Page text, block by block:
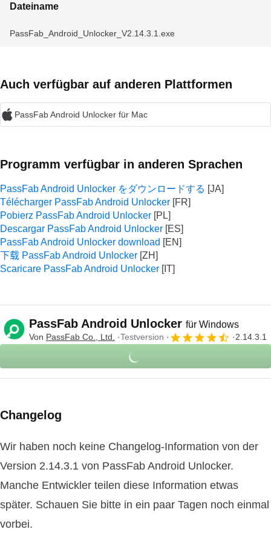
Dateiname
PassFab_Android_Unlocker_V2.14.3.1.exe
Auch verfügbar auf anderen Plattformen
PassFab Android Unlocker für Mac
Programm verfügbar in anderen Sprachen
PassFab Android Unlocker をダウンロードする
Télécharger PassFab Android Unlocker
Pobierz PassFab Android Unlocker
Descargar PassFab Android Unlocker
PassFab Android Unlocker download
下载 PassFab Android Unlocker
Scaricare PassFab Android Unlocker
PassFab Android Unlocker für Windows
Von PassFab Co., Ltd. Testversion 2.14.3.1
Changelog
Wir haben noch keine Changelog-Information von der
Version 2.14.3.1 von PassFab Android Unlocker.
Manche Entwickler teilen diese Information etwas
später. Schauen Sie bitte in ein paar Tagen noch einmal
vorbei.